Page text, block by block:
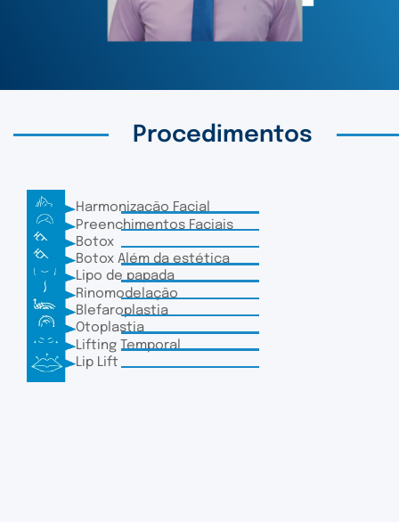
Procedimentos
Harmonização Facial
Preenchimentos Faciais
Botox
Botox Além da estética
Lipo de papada
Rinomodelação
Blefaroplastia
Otoplastia
Lifting Temporal
Lip Lift